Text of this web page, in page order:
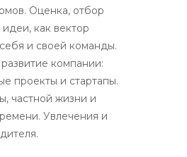
Оценка, отбор
как вектор
и своей команды.
компании:
проекты и стартапы.
частной жизни и
Увлечения и